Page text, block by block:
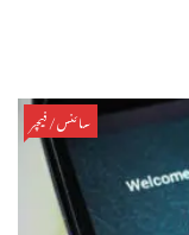
سائنس/فیچر